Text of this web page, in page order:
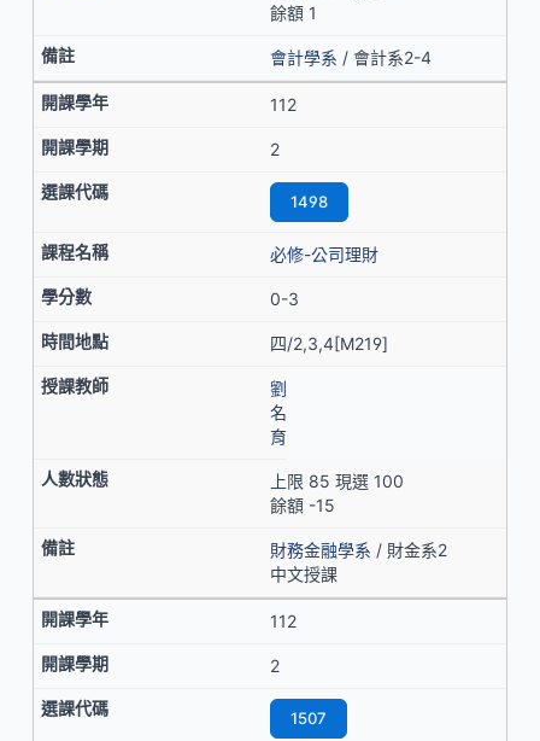
餘額 1
會計學系 / 會計系2-4
112
2
1498
必修-公司理財
0-3
四/2,3,4[M219]
劉
名
育
上限 85 現選 100
餘額 -15
財務金融學系 / 財金系2
中文授課
112
2
1507